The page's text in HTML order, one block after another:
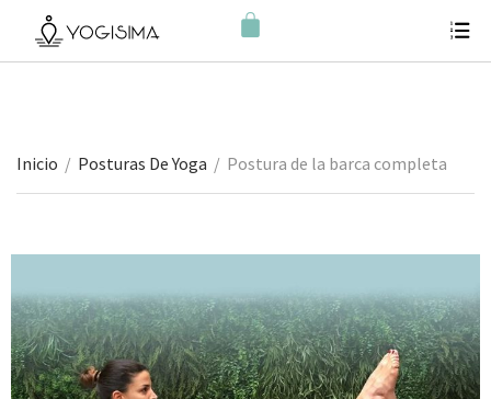
Inicio / Posturas De Yoga / Postura de la barca completa